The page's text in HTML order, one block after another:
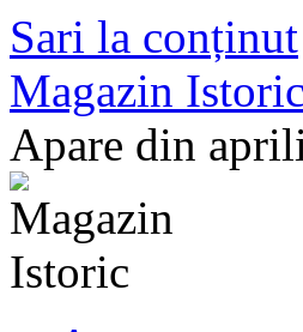
Sari la conținut
Magazin Istoric
Apare din